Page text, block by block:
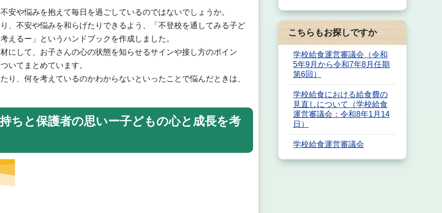
安や悩みを抱えて毎日を過ごしているのではないでしょうか。
、不安や悩みを和らげたりできるよう、「不登校を通してみる子ど
えるー」というハンドブックを作成しました。
にして、お子さんの心の状態を知らせるサインや接し方のポイン
いてまとめています。
り、何を考えているのかわからないといったことで悩んだときは、
ちと保護者の思いー子どもの心と成長を考
こちらもお探しですか
学校給食運営審議会（令和
5年9月から令和7年8月任期
第6回）
学校給食における給食費の
見直しについて（学校給食
運営審議会：令和8年1月14
日）
学校給食運営審議会